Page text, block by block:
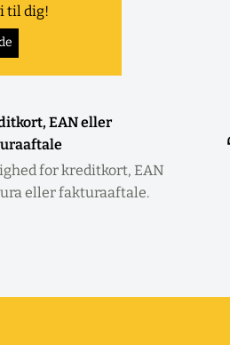
til dig!
EAN eller
for kreditkort, EAN
eller fakturaaftale.